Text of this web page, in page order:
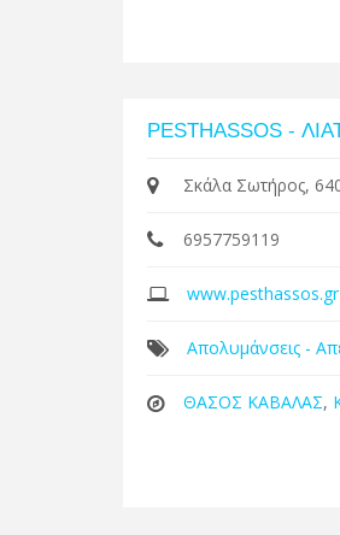
PESTHASSOS -
Σκάλα Σωτήρος,
6957759119
www.pesthassos.gr
Απολυμάνσεις -
ΘΑΣΟΣ ΚΑΒΑΛΑΣ,